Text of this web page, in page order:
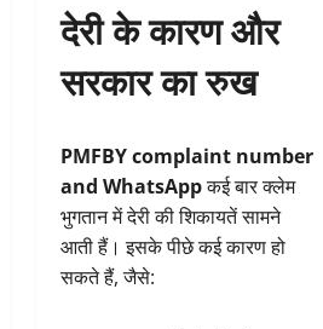
देरी के कारण और
सरकार का रुख
PMFBY complaint number
and WhatsAppकई बार क्लेम
भुगतान में देरी की शिकायतें सामने
आती हैं। इसके पीछे कई कारण हो
सकते हैं, जैसे: